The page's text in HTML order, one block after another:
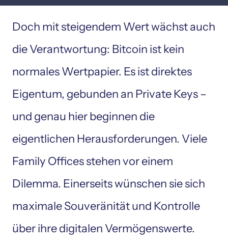
Doch mit steigendem Wert wächst auch
die Verantwortung: Bitcoin ist kein
normales Wertpapier. Es ist direktes
Eigentum, gebunden an Private Keys –
und genau hier beginnen die
eigentlichen Herausforderungen. Viele
Family Offices stehen vor einem
Dilemma. Einerseits wünschen sie sich
maximale Souveränität und Kontrolle
über ihre digitalen Vermögenswerte.